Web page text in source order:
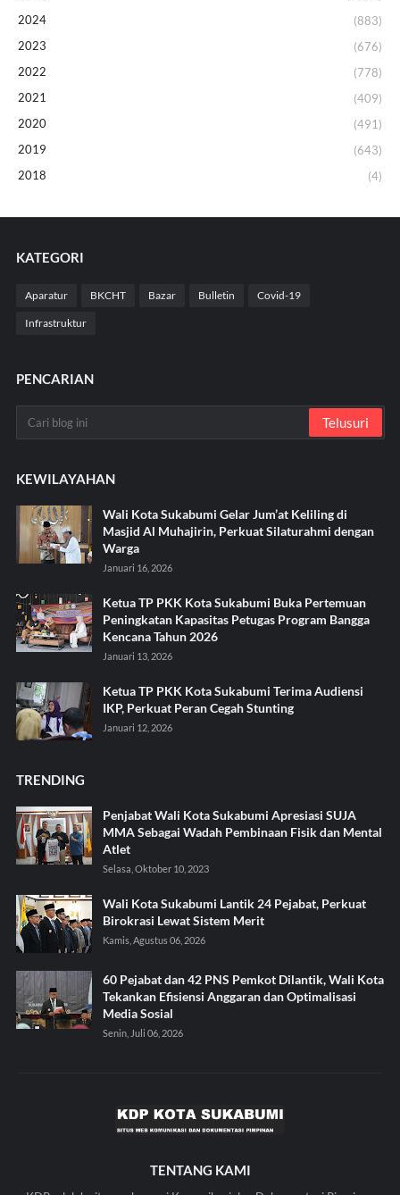
2024
(883)
2023
(676)
2022
(778)
2021
(409)
2020
(491)
2019
(643)
2018
(4)
KATEGORI
Aparatur BKCHT Bazar Bulletin Covid-19
Infrastruktur
PENCARIAN
KEWILAYAHAN
Wali Kota Sukabumi Gelar Jum’at Keliling di
Masjid Al Muhajirin, Perkuat Silaturahmi dengan
Warga
Januari 16, 2026
Ketua TP PKK Kota Sukabumi Buka Pertemuan
Peningkatan Kapasitas Petugas Program Bangga
Kencana Tahun 2026
Januari 13, 2026
Ketua TP PKK Kota Sukabumi Terima Audiensi
IKP, Perkuat Peran Cegah Stunting
Januari 12, 2026
TRENDING
Penjabat Wali Kota Sukabumi Apresiasi SUJA
MMA Sebagai Wadah Pembinaan Fisik dan Mental
Atlet
Selasa, Oktober 10, 2023
Wali Kota Sukabumi Lantik 24 Pejabat, Perkuat
Birokrasi Lewat Sistem Merit
Kamis, Agustus 06, 2026
60 Pejabat dan 42 PNS Pemkot Dilantik, Wali Kota
Tekankan Efisiensi Anggaran dan Optimalisasi
Media Sosial
Senin, Juli 06, 2026
TENTANG KAMI